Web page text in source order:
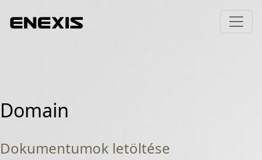
Domain
Dokumentumok letöltése